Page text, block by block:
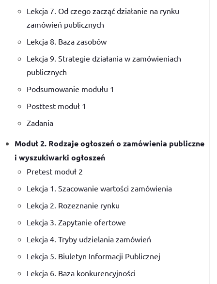
Lekcja 7. Od czego zacząć działanie na rynku
zamówień publicznych
Lekcja 8. Baza zasobów
Lekcja 9. Strategie działania w zamówieniach
publicznych
Podsumowanie modułu 1
Posttest moduł 1
Zadania
Moduł 2. Rodzaje ogłoszeń o zamówienia publiczne
i wyszukiwarki ogłoszeń
Pretest moduł 2
Lekcja 1. Szacowanie wartości zamówienia
Lekcja 2. Rozeznanie rynku
Lekcja 3. Zapytanie ofertowe
Lekcja 4. Tryby udzielania zamówień
Lekcja 5. Biuletyn Informacji Publicznej
Lekcja 6. Baza konkurencyjności